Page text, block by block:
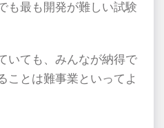
も最も開発が難しい試験
いても、みんなが納得で
ことは難事業といってよ